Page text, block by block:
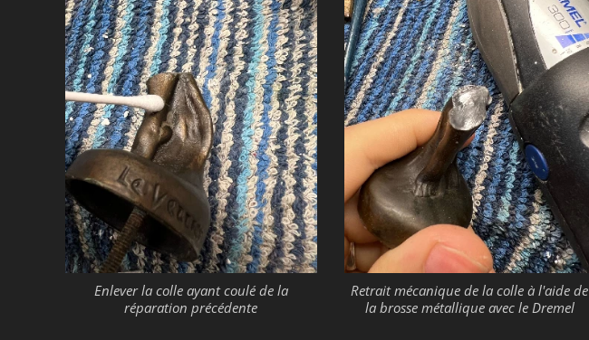
Enlever la colle ayant coulé de la
réparation précédente
Retrait mécanique de la colle à l'aide de
la brosse métallique avec le Dremel